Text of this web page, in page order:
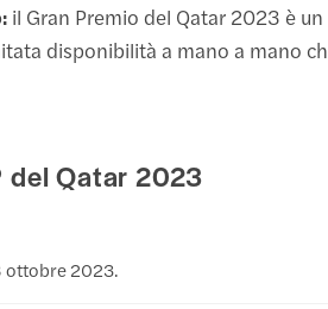
il Gran Premio del Qatar 2023 è
disponibilità a mano a mano
del Qatar 2023
ottobre 2023.